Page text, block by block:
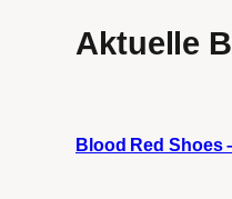
Aktuelle
Blood Red Shoes